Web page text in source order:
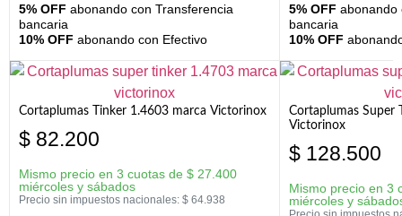
5% OFF abonando con Transferencia
bancaria
10% OFF abonando con Efectivo
5% OFF abonando
bancaria
10% OFF
Cortaplumas Tinker 1.4603 marca Victorinox
$ 82.200
Mismo precio en 3 cuotas de $ 27.400
miércoles y sábados
Precio sin impuestos nacionales: $ 64.938
Cortaplumas Super
Victorinox
$ 128.500
Mismo precio en 3
miércoles y